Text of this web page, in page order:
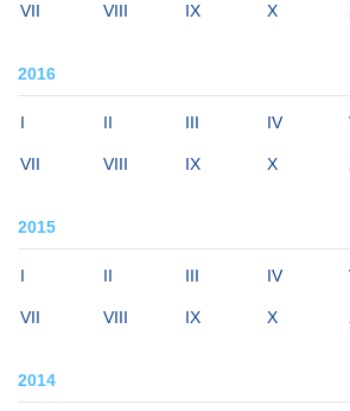
VII VIII IX X
2016
I II III IV
VII VIII IX X
2015
I II III IV
VII VIII IX X
2014